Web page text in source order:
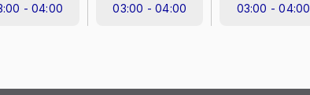
- 04:00 03:00 - 04:00 03:00 - 04:00